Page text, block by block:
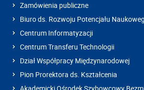
Zamówienia publiczne
Biuro ds. Rozwoju Potencjału
Centrum Informatyzacji
Centrum Transferu Technologii
Dział Współpracy Międzynarodowej
Pion Prorektora ds. Kształcenia